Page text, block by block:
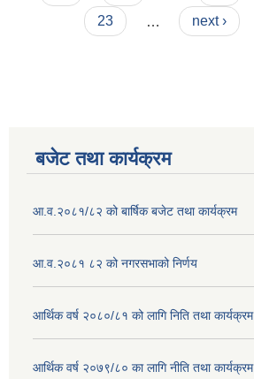
23
next ›
बजेट तथा कार्यक्रम
आ.व.२०८१/८२ को बार्षिक बजेट तथा कार्यक्रम
आ.व.२०८१ ८२ को नगरसभाको निर्णय
आर्थिक वर्ष २०८०/८१ को लागि निति तथा कार्यक्रम
आर्थिक वर्ष २०७९/८० का लागि नीति तथा कार्यक्रम